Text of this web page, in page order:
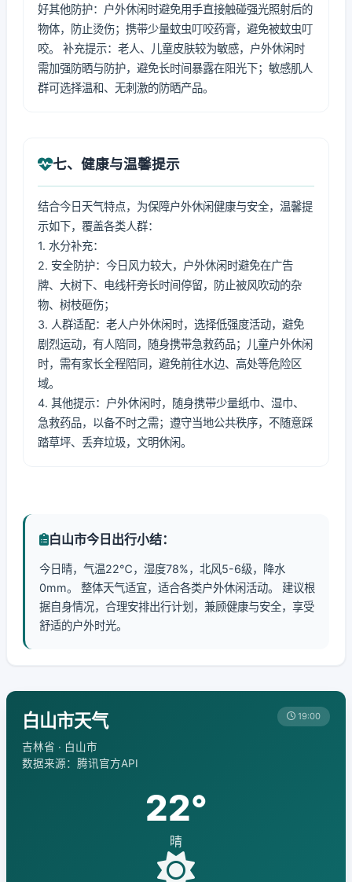
好其他防护：户外休闲时避免用手直接触碰强光照射后的
物体，防止烫伤；携带少量蚊虫叮咬药膏，避免被蚊虫叮
咬。 补充提示：老人、儿童皮肤较为敏感，户外休闲时
需加强防晒与防护，避免长时间暴露在阳光下；敏感肌人
群可选择温和、无刺激的防晒产品。
七、健康与温馨提示
结合今日天气特点，为保障户外休闲健康与安全，温馨提
示如下，覆盖各类人群：
1. 水分补充：
2. 安全防护：今日风力较大，户外休闲时避免在广告
牌、大树下、电线杆旁长时间停留，防止被风吹动的杂
物、树枝砸伤；
3. 人群适配：老人户外休闲时，选择低强度活动，避免
剧烈运动，有人陪同，随身携带急救药品；儿童户外休闲
时，需有家长全程陪同，避免前往水边、高处等危险区
域。
4. 其他提示：户外休闲时，随身携带少量纸巾、湿巾、
急救药品，以备不时之需；遵守当地公共秩序，不随意踩
踏草坪、丢弃垃圾，文明休闲。
白山市今日出行小结：
今日晴，气温22℃，湿度78%，北风5-6级，降水
0mm。 整体天气适宜，适合各类户外休闲活动。 建议根
据自身情况，合理安排出行计划，兼顾健康与安全，享受
舒适的户外时光。
白山市天气
吉林省 · 白山市
数据来源：腾讯官方API
19:00
22°
晴